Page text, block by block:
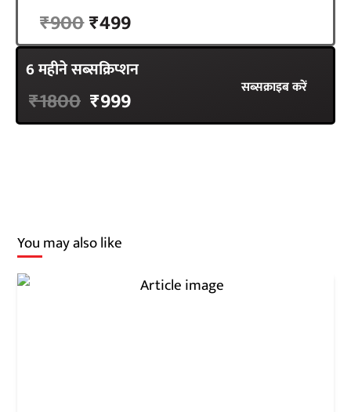
₹900₹499
6 महीने सब्सक्रिप्शन
₹1800 ₹999 सब्सक्राइब करें
You may also like